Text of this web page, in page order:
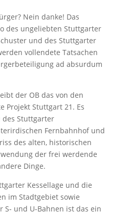
Nein danke! Das
des ungeliebten Stuttgarter
und des Stuttgarter
vollendete Tatsachen
ad absurdum
der OB das von den
Projekt Stuttgart 21. Es
des Stuttgarter
Fernbahnhof und
des alten, historischen
der frei werdende
Dinge.
Kessellage und die
im Stadtgebiet sowie
S- und U-Bahnen ist das ein